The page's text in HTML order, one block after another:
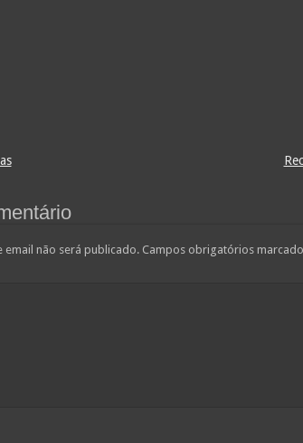
email não será publicado. Campos obrigatórios